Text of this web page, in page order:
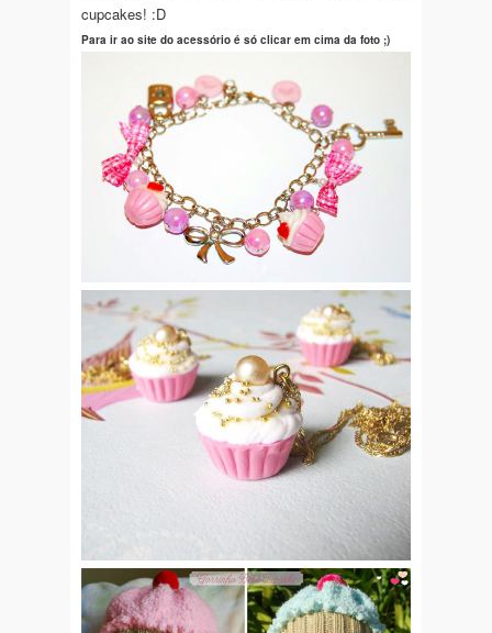
cupcakes! :D
Para ir ao site do acessório é só clicar em cima da foto ;)